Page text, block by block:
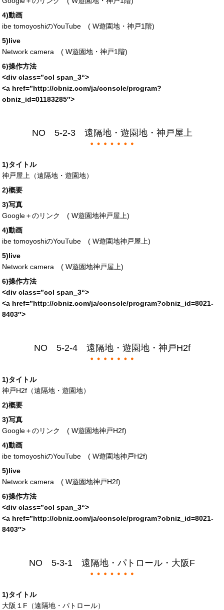
4)動画
ibe tomoyoshiのYouTube ( W遊園地・神戸1階)
5)live
Network camera ( W遊園地・神戸1階)
6)操作方法
<div class=”col span_3“>
<a href=”http://obniz.com/ja/console/program?
obniz_id=01183285″>
NO 5-2-3 遠隔地・遊園地・神戸屋上
1)タイトル
神戸屋上（遠隔地・遊園地）
2)概要
3)写真
Google＋のリンク ( W遊園地神戸屋上)
4)動画
ibe tomoyoshiのYouTube ( W遊園地神戸屋上)
5)live
Network camera ( W遊園地神戸屋上)
6)操作方法
<div class=”col span_3“>
<a href=”http://obniz.com/ja/console/program?obniz_id=8021-
8403″>
NO 5-2-4 遠隔地・遊園地・神戸H2f
1)タイトル
神戸H2f（遠隔地・遊園地）
2)概要
3)写真
Google＋のリンク ( W遊園地神戸H2f)
4)動画
ibe tomoyoshiのYouTube ( W遊園地神戸H2f)
5)live
Network camera ( W遊園地神戸H2f)
6)操作方法
<div class=”col span_3“>
<a href=”http://obniz.com/ja/console/program?obniz_id=8021-
8403″>
NO 5-3-1 遠隔地・パトロール・大阪F
1)タイトル
大阪１F（遠隔地・パトロール）